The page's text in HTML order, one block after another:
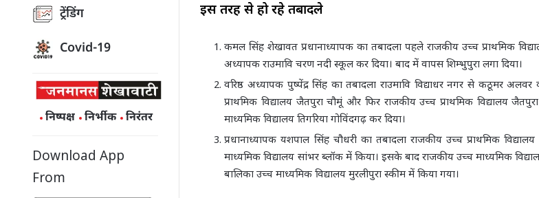
ट्रेंडिंग
Covid-19
निष्पक्ष निर्भीक निरंतर
Download App
From
इस तरह से हो रहे तबादले
कमल सिंह शेखावत प्रधानाध्यापक का तबादला पहले राजकीय उच्च प्राथमिक
अध्यापक राउमावि चरण नदी स्कूल कर दिया। बाद में वापस शिम्भुपुरा लगा दिया।
वरिष्ठ अध्यापक पुष्पेंद्र सिंह का तबादला राउमावि विद्याधर नगर से कठूमर
प्राथमिक विद्यालय जैतपुरा चौमूं और फिर राजकीय उच्च प्राथमिक विद्यालय
माध्यमिक विद्यालय तिगरिया गोविंदगढ़ कर दिया।
प्रधानाध्यापक यशपाल सिंह चौधरी का तबादला राजकीय उच्च प्राथमिक
माध्यमिक विद्यालय सांभर ब्लॉक में किया। इसके बाद राजकीय उच्च माध्यमिक
बालिका उच्च माध्यमिक विद्यालय मुरलीपुरा स्कीम में किया गया।